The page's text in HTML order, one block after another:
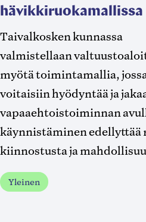
hävikkiruokamallissa
Taivalkosken kunnassa
valmistellaan
myötä toimintamallia,
voitaisiin hyödyntää ja
vapaaehtoistoiminnan
käynnistäminen edellyttää
kiinnostusta ja
Yleinen